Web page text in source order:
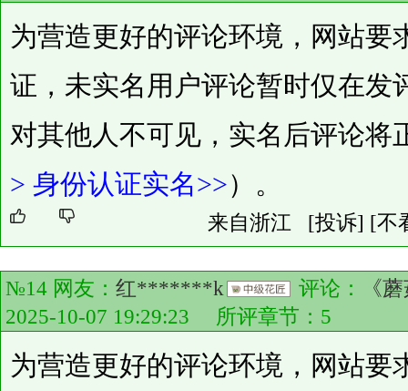
为营造更好的评论环境，网站要
证，未实名用户评论暂时仅在发
对其他人不可见，实名后评论将
> 身份认证实名>>）。
来自浙江 [投诉] [不
№14 网友： 红*******k 评论：
《
2025-10-07 19:29:23 所评章节： 5
为营造更好的评论环境，网站要